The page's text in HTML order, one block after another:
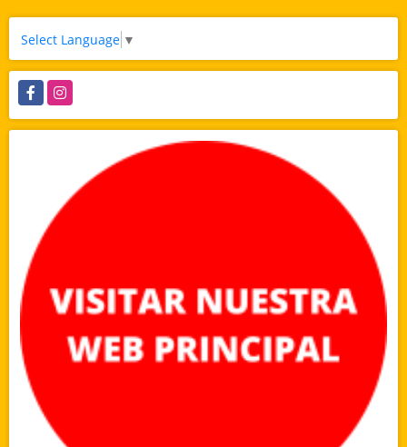
Select Language ▼
FacebookInstagram